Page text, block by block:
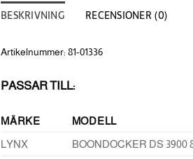
BESKRIVNING RECENSIONER (0)
Artikelnummer: 81-01336
PASSAR TILL:
MÄRKE MODELL
LYNX
BOONDOCKER DS 3900